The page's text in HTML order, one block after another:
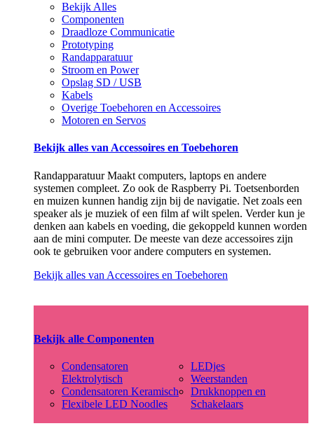
Bekijk Alles
Componenten
Draadloze Communicatie
Prototyping
Randapparatuur
Stroom en Power
Opslag SD / USB
Kabels
Overige Toebehoren en Accessoires
Motoren en Servos
Bekijk alles van Accessoires en Toebehoren
Randapparatuur Maakt computers, laptops en andere
systemen compleet. Zo ook de Raspberry Pi. Toetsenborden
en muizen kunnen handig zijn bij de navigatie. Net zoals een
speaker als je muziek of een film af wilt spelen. Verder kun je
denken aan kabels en voeding, die gekoppeld kunnen worden
aan de mini computer. De meeste van deze accessoires zijn
ook te gebruiken voor andere computers en systemen.
Bekijk alles van Accessoires en Toebehoren
Bekijk alle Componenten
Condensatoren
Elektrolytisch
Condensatoren Keramisch
Flexibele LED Noodles
LEDjes
Weerstanden
Drukknoppen en
Schakelaars